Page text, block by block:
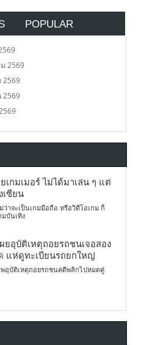
POPULAR
2569
2569
2569
เกมเมอร์ ไม่ได้มาเล่น ๆ แต่
เซียน
ว่าจะเป็นเกมมือถือ หรือวิดีโอเกม ก็
มบันเทิง
ผยอุบัติเหตุถอยรถชนเจอสอง
แห่ดูทะเบียนรถยกใหญ่
พอุบัติเหตุถอยรถชนคดีพลิกไปหมดคู่